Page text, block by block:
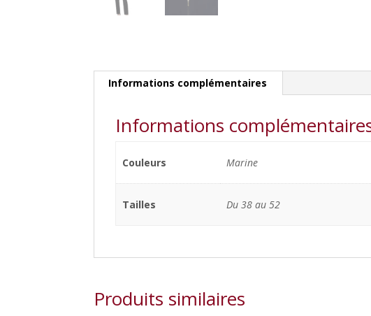
Informations complémentaires
Informations
Couleurs Marine
Tailles Du 38 au 52
Produits similaires